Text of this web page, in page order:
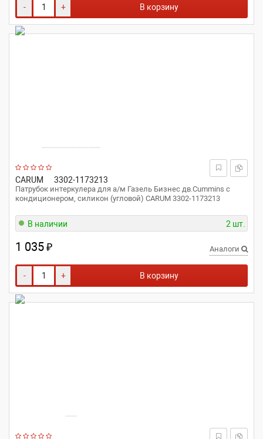
- + В корзину
CARUM 3302-1173213
Патрубок интеркулера для а/м Газель Бизнес дв.Cummins с
кондиционером, силикон (угловой) CARUM 3302-1173213
В наличии 2 шт.
1 035₽ Аналоги
- + В корзину